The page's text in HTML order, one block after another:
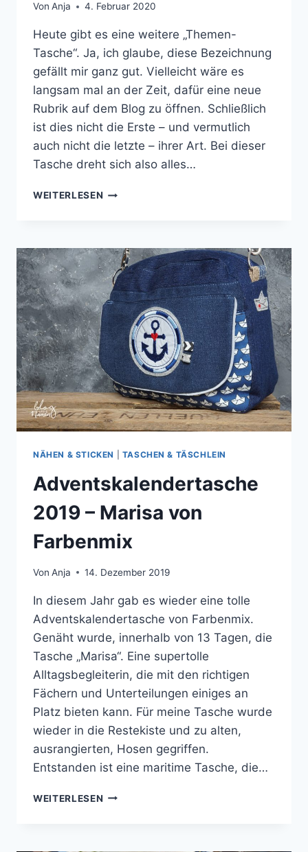
Von Anja 4. Februar 2020
Heute gibt es eine weitere „Themen-
Tasche“. Ja, ich glaube, diese Bezeichnung
gefällt mir ganz gut. Vielleicht wäre es
langsam mal an der Zeit, dafür eine neue
Rubrik auf dem Blog zu öffnen. Schließlich
ist dies nicht die Erste – und vermutlich
auch nicht die letzte – ihrer Art. Bei dieser
Tasche dreht sich also alles…
WEITERLESEN EINE
|
STRANDLÄUFER
VON
FARBENMIX
NÄHEN & STICKEN TASCHEN & TÄSCHLEIN
Adventskalendertasche
2019 – Marisa von
Farbenmix
Von Anja 14. Dezember 2019
In diesem Jahr gab es wieder eine tolle
Adventskalendertasche von Farbenmix.
Genäht wurde, innerhalb von 13 Tagen, die
Tasche „Marisa“. Eine supertolle
Alltagsbegleiterin, die mit den richtigen
Fächern und Unterteilungen einiges an
Platz bieten kann. Für meine Tasche wurde
wieder in die Restekiste und zu alten,
ausrangierten, Hosen gegriffen.
Entstanden ist eine maritime Tasche, die…
WEITERLESEN ADVENTSKALENDERTASCHE